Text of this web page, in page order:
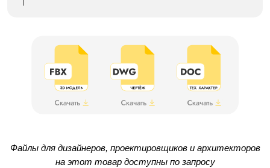
Файлы для дизайнеров, проектировщиков и архитекторов
на этот товар доступны по запросу